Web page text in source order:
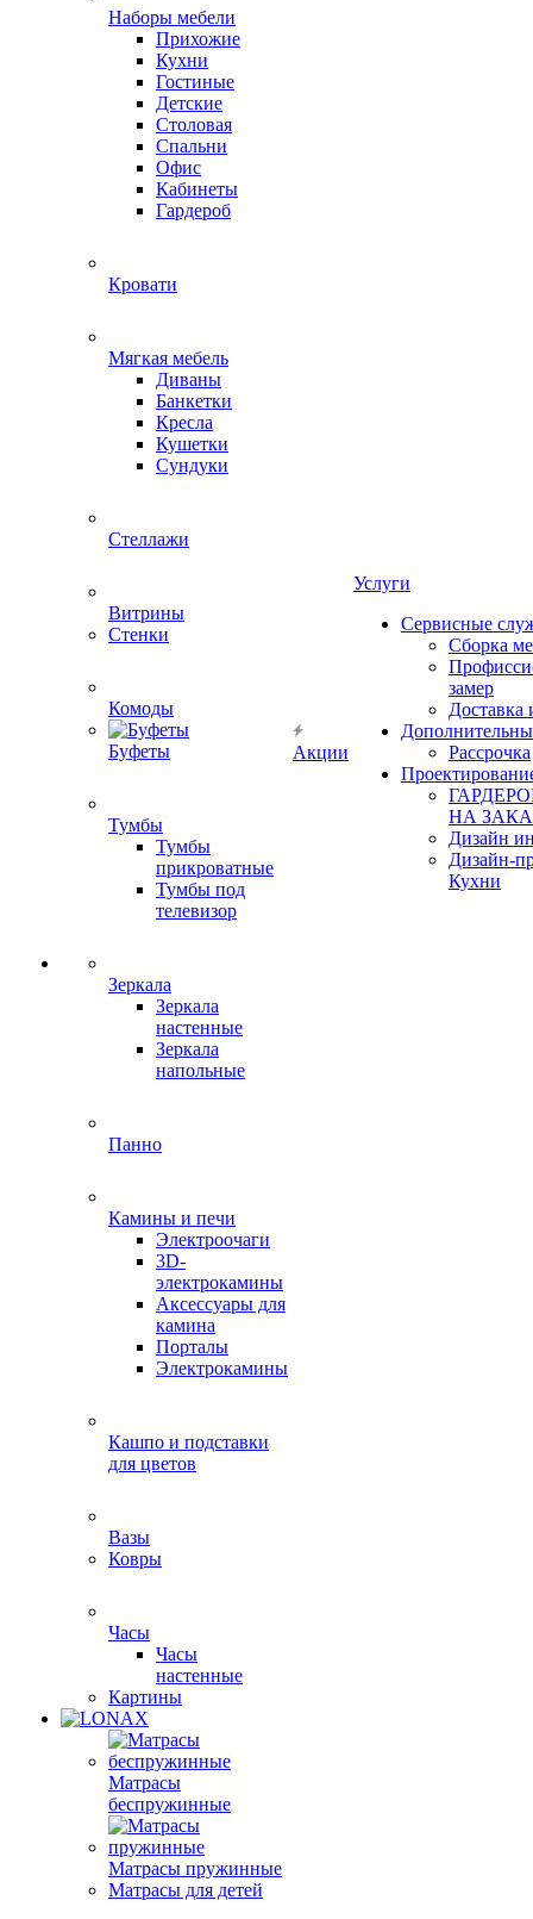
Наборы мебели
Прихожие
Кухни
Гостиные
Детские
Столовая
Спальни
Офис
Кабинеты
Гардероб
Кровати
Мягкая мебель
Диваны
Банкетки
Кресла
Кушетки
Сундуки
Стеллажи
Витрины
Стенки
Комоды
Буфеты
Тумбы
Тумбы
прикроватные
Тумбы под
телевизор
Зеркала
Зеркала
настенные
Зеркала
напольные
Панно
Камины и печи
Электроочаги
3D-
электрокамины
Аксессуары для
камина
Порталы
Электрокамины
Кашпо и подставки
для цветов
Вазы
Ковры
Часы
Часы
настенные
Картины
Матрасы
беспружинные
Матрасы пружинные
Матрасы для детей
Акции
Услуги
Сервисные
Сборка
замер
Доставка
Рассрочка
НА
Дизайн
Дизайн-
Кухни